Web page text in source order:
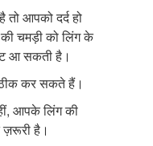
आपको दर्द हो
चमड़ी को लिंग के
आ सकती है।
कर सकते हैं।
आपके लिंग की
है।